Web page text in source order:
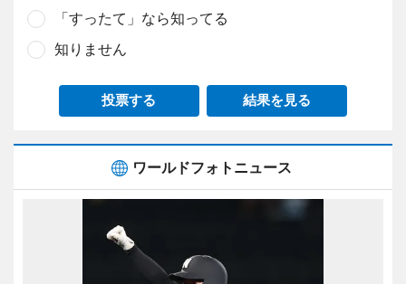
「すったて」なら知ってる
知りません
投票する 結果を見る
ワールドフォトニュース